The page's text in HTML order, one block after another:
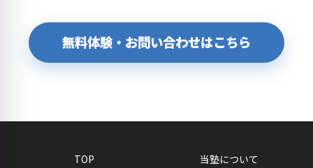
無料体験・お問い合わせはこちら
TOP 当塾について